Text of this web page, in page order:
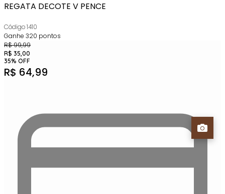
REGATA DECOTE V PENCE
Código1410
Ganhe 320 pontos
R$99,99
R$ 35,00
35% OFF
R$ 64,99